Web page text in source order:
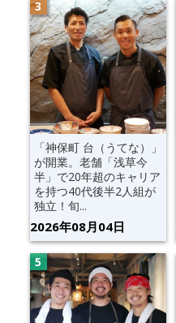
「神保町 台（うてな）」
が開業。老舗「浅草今
半」で20年超のキャリア
を持つ40代後半2人組が
独立！旬...
2026年08月04日